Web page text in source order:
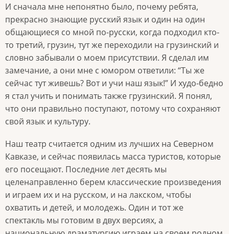
И сначала мне непонятно было, почему ребята,
прекрасно знающие русский язык и один на один
общающиеся со мной по-русски, когда подходил кто-
то третий, грузин, тут же переходили на грузинский и
словно забывали о моем присутствии. Я сделал им
замечание, а они мне с юмором ответили: “Ты же
сейчас тут живешь? Вот и учи наш язык!” И худо-бедно
я стал учить и понимать также грузинский. Я понял,
что они правильно поступают, потому что сохраняют
свой язык и культуру.
Наш театр считается одним из лучших на Северном
Кавказе, и сейчас появилась масса туристов, которые
его посещают. Последние лет десять мы
целенаправленно берем классические произведения
и играем их и на русском, и на лакском, чтобы
охватить и детей, и молодежь. Один и тот же
спектакль мы готовим в двух версиях, а